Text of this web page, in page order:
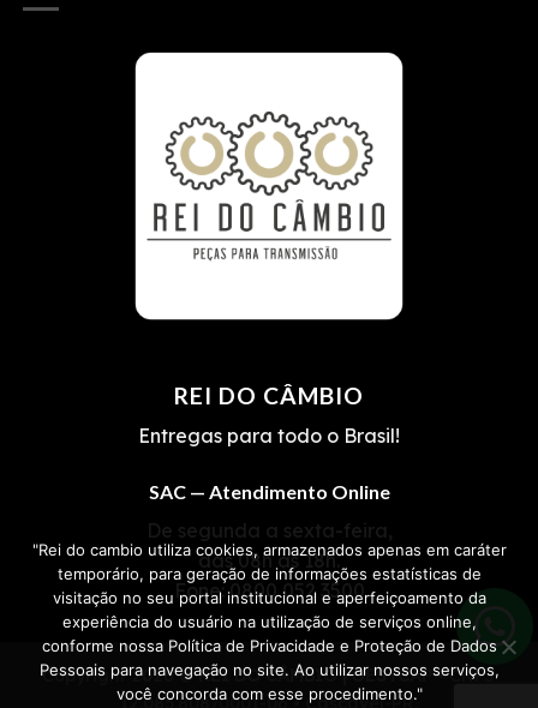
REI DO CÂMBIO
Entregas para todo o Brasil!
SAC — Atendimento Online
De segunda a sexta-feira,
das 08h às 18h.
Fone:0800 052 3500
Copyright 2026 ©REI DO CÂMBIO | OESTCAP• CNPJ
12.085.808/0001-06 • Cascavel-PR.
"Rei do cambio utiliza cookies, armazenados apenas em caráter
temporário, para geração de informações estatísticas de
visitação no seu portal institucional e aperfeiçoamento da
experiência do usuário na utilização de serviços online,
conforme nossa Política de Privacidade e Proteção de Dados
Pessoais para navegação no site. Ao utilizar nossos serviços,
você concorda com esse procedimento."